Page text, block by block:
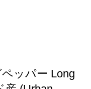
ッパー Long